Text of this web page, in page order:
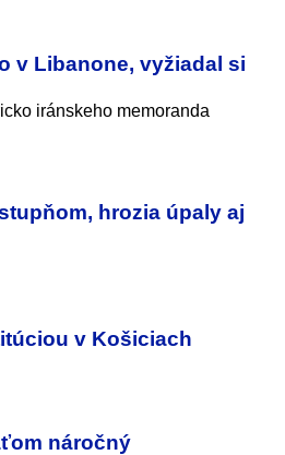
v Libanone, vyžiadal si
iránskeho memoranda
hrozia úpaly aj
v Košiciach
náročný